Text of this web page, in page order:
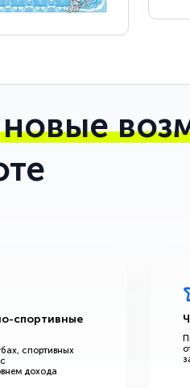
новые
спортивные
спортивных
дохода